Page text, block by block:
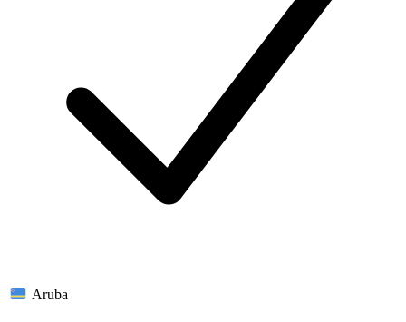
Aruba